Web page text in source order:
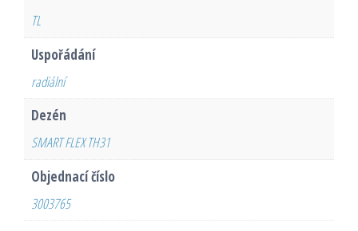
TL
Uspořádání
radiální
Dezén
SMART FLEX TH31
Objednací číslo
3003765